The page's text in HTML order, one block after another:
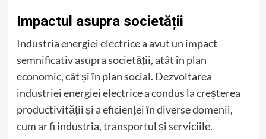
Impactul asupra societății
Industria energiei electrice a avut un impact
semnificativ asupra societății, atât în plan
economic, cât și în plan social. Dezvoltarea
industriei energiei electrice a condus la creșterea
productivității și a eficienței în diverse domenii,
cum ar fi industria, transportul și serviciile.